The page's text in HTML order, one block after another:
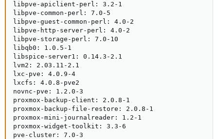
libpve-apiclient-perl: 3.2-1
libpve-common-perl: 7.0-5
libpve-guest-common-perl: 4.0-2
libpve-http-server-perl: 4.0-2
libpve-storage-perl: 7.0-10
libqb0: 1.0.5-1
libspice-server1: 0.14.3-2.1
lvm2: 2.03.11-2.1
lxc-pve: 4.0.9-4
lxcfs: 4.0.8-pve2
novnc-pve: 1.2.0-3
proxmox-backup-client: 2.0.8-1
proxmox-backup-file-restore: 2.0.8-1
proxmox-mini-journalreader: 1.2-1
proxmox-widget-toolkit: 3.3-6
pve-cluster: 7.0-3